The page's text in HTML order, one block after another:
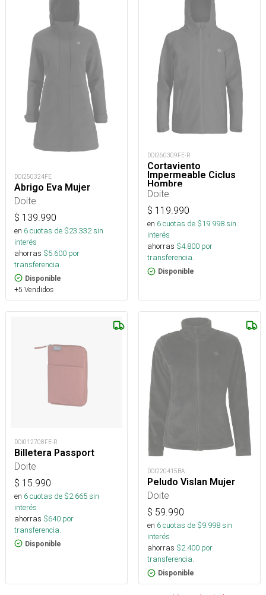
DOI250324FE
Abrigo Eva Mujer
Doite
$ 139.990
en 6cuotas de $23.332sin
interés
ahorras $5.600 por
transferencia.
Disponible
+5 Vendidos
DOI260309FE-R
Cortaviento
Impermeable Ciclus
Hombre
Doite
$ 119.990
en 6cuotas de $19.998sin
interés
ahorras $4.800 por
transferencia.
Disponible
DOI012708FE-R
Billetera Passport
Doite
$ 15.990
en 6cuotas de $2.665sin
interés
ahorras $640 por
transferencia.
Disponible
DOI220415BA
Peludo Vislan Mujer
Doite
$ 59.990
en 6cuotas de $9.998sin
interés
ahorras $2.400 por
transferencia.
Disponible